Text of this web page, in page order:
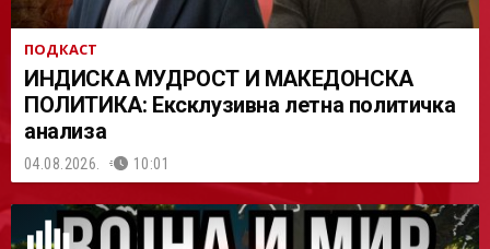
ПОДКАСТ
ИНДИСКА МУДРОСТ И МАКЕДОНСКА
ПОЛИТИКА: Ексклузивна летна политичка
анализа
04.08.2026. 10:01